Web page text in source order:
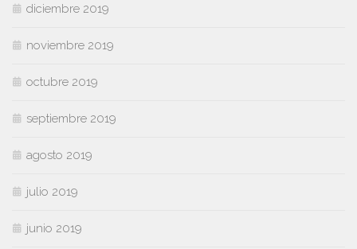
diciembre 2019
noviembre 2019
octubre 2019
septiembre 2019
agosto 2019
julio 2019
junio 2019